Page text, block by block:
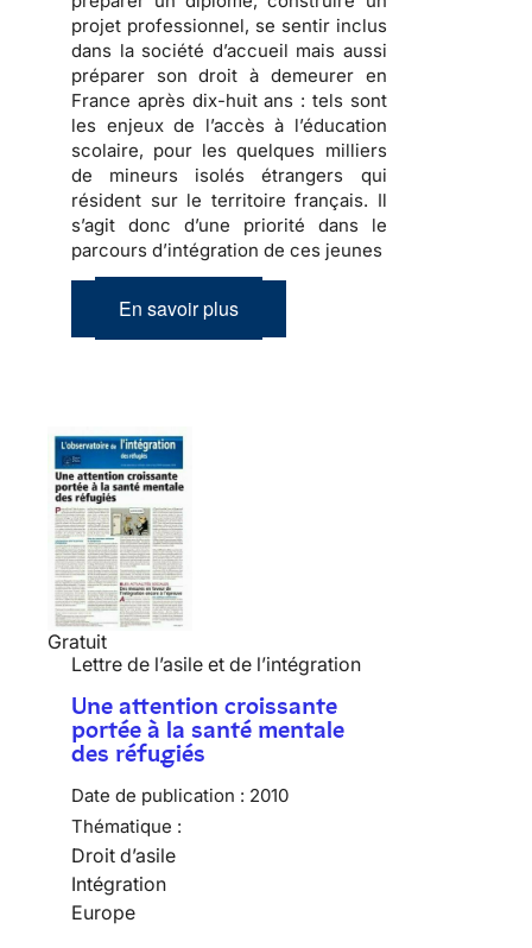
projet professionnel, se sentir inclus
dans la société d’accueil mais aussi
préparer son droit à demeurer en
France après dix-huit ans : tels sont
les enjeux de l’accès à l’éducation
scolaire, pour les quelques milliers
de mineurs isolés étrangers qui
résident sur le territoire français. Il
s’agit donc d’une priorité dans le
parcours d’intégration de ces jeunes
En savoir plus
Gratuit
Lettre de l’asile et de l’intégration
Une attention croissante
portée à la santé mentale
des réfugiés
Date de publication : 2010
Thématique :
Droit d’asile
Intégration
Europe